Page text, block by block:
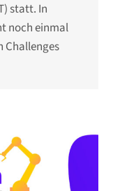
statt. In
noch einmal
Challenges